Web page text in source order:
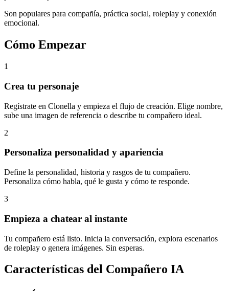
Son populares para compañía, práctica social, roleplay y conexión
emocional.
Cómo Empezar
1
Crea tu personaje
Regístrate en Clonella y empieza el flujo de creación. Elige nombre,
sube una imagen de referencia o describe tu compañero ideal.
2
Personaliza personalidad y apariencia
Define la personalidad, historia y rasgos de tu compañero.
Personaliza cómo habla, qué le gusta y cómo te responde.
3
Empieza a chatear al instante
Tu compañero está listo. Inicia la conversación, explora escenarios
de roleplay o genera imágenes. Sin esperas.
Características del Compañero IA